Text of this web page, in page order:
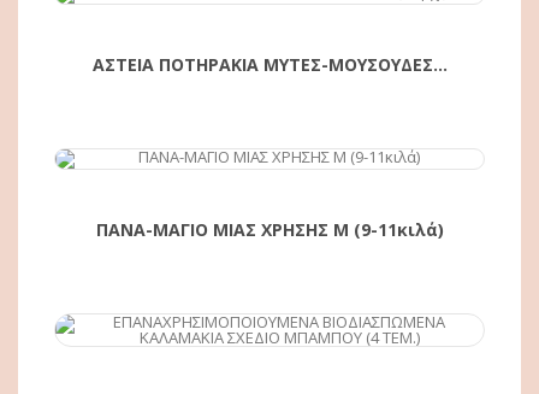
ΑΣΤΕΙΑ ΠΟΤΗΡΑΚΙΑ ΜΥΤΕΣ-ΜΟΥΣΟΥΔΕΣ...
ΑΓΟΡΆ
ΠΑΝΑ-ΜΑΓΙΟ ΜΙΑΣ ΧΡΗΣΗΣ M (9-11κιλά)
ΑΓΟΡΆ